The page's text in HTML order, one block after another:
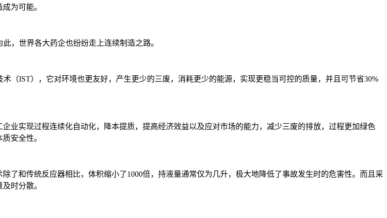
为可能。
世界各大药企也纷纷走上连续制造之路。
IST），它对环境也更友好，产生更少的三废，消耗更少的能源，实现更稳当可控的质量，并且可节省30%
实现过程连续化自动化，降本提质，提高经济效益以及应对市场的能力，减少三废的排放，过程更加绿色
安全性。
了和传统反应器相比，体积缩小了1000倍，持液量通常仅为几升，极大地降低了事故发生时的危害性。而且采
时分散。